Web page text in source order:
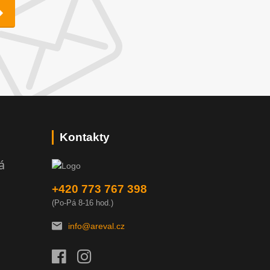
Kontakty
+420 773 767 398
(Po-Pá 8-16 hod.)
info@areval.cz